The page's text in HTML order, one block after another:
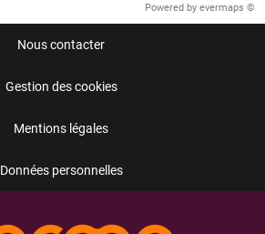
Powered by evermaps ©
Nous contacter
Gestion des cookies
Mentions légales
Données personnelles